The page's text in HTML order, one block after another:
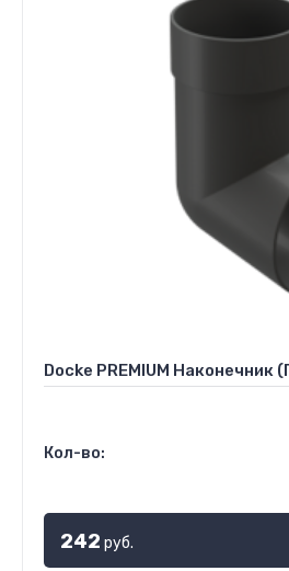
Docke PREMIUM Наконечник
Кол-во:
242 руб.